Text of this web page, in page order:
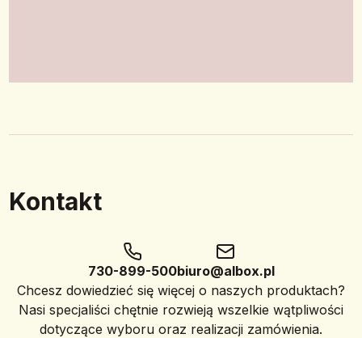
Kontakt
730-899-500biuro@albox.pl
Chcesz dowiedzieć się więcej o naszych produktach?
Nasi specjaliści chętnie rozwieją wszelkie wątpliwości
dotyczące wyboru oraz realizacji zamówienia.